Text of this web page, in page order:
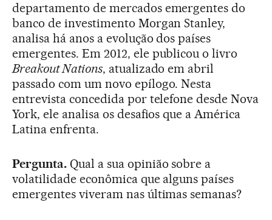
departamento de mercados emergentes do
banco de investimento Morgan Stanley,
analisa há anos a evolução dos países
emergentes. Em 2012, ele publicou o livro
Breakout Nations, atualizado em abril
passado com um novo epílogo. Nesta
entrevista concedida por telefone desde Nova
York, ele analisa os desafios que a América
Latina enfrenta.
Pergunta.Qual a sua opinião sobre a
volatilidade econômica que alguns países
emergentes viveram nas últimas semanas?